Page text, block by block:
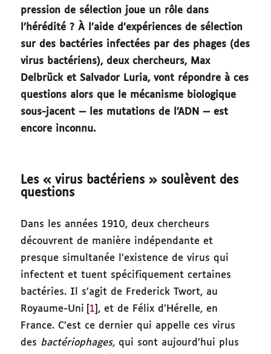
pression de sélection joue un rôle dans
l’hérédité ? À l’aide d’expériences de sélection
sur des bactéries infectées par des phages (des
virus bactériens), deux chercheurs, Max
Delbrück et Salvador Luria, vont répondre à ces
questions alors que le mécanisme biologique
sous-jacent — les mutations de l’ADN — est
encore inconnu.
Les « virus bactériens » soulèvent des
questions
Dans les années 1910, deux chercheurs
découvrent de manière indépendante et
presque simultanée l’existence de virus qui
infectent et tuent spécifiquement certaines
bactéries. Il s’agit de Frederick Twort, au
Royaume-Uni
1 ], et de Félix d’Hérelle, en
France. C’est ce dernier qui appelle ces virus
des bactériophages, qui sont aujourd’hui plus